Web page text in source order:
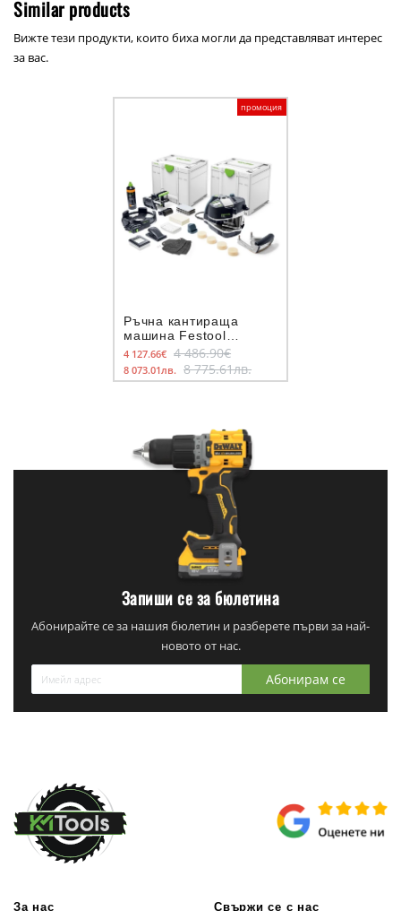
Similar products
Вижте тези продукти, които биха могли да представляват интерес
за вас.
промоция
Ръчна кантираща
машина Festool
CONTURO KA 65-Set
4 127.66€ 4 486.90€
8 073.01лв. 8 775.61лв.
Запиши се за бюлетина
Абонирайте се за нашия бюлетин и разберете първи за най-
новото от нас.
Абонирам се
За нас
Свържи се с нас